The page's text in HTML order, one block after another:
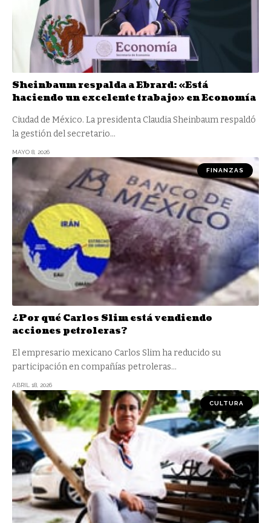
Sheinbaum respalda a Ebrard: «Está
haciendo un excelente trabajo» en Economía
Ciudad de México. La presidenta Claudia Sheinbaum respaldó
la gestión del secretario…
MAYO 8, 2026
FINANZAS
¿Por qué Carlos Slim está vendiendo
acciones petroleras?
El empresario mexicano Carlos Slim ha reducido su
participación en compañías petroleras…
ABRIL 18, 2026
CULTURA